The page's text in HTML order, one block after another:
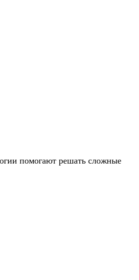
помогают решать сложные